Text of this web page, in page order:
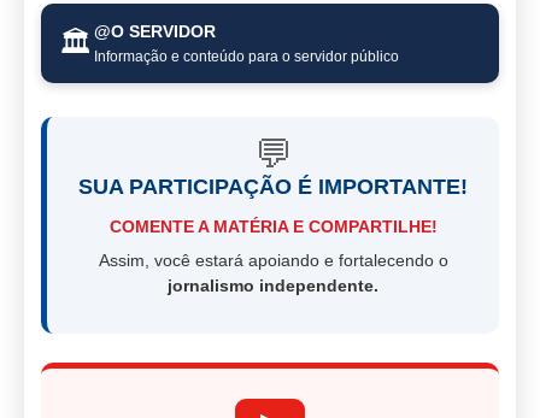
🏛️ @O SERVIDOR
Informação e conteúdo para o servidor público
💬
SUA PARTICIPAÇÃO É IMPORTANTE!
COMENTE A MATÉRIA E COMPARTILHE!
Assim, você estará apoiando e fortalecendo o
jornalismo independente.